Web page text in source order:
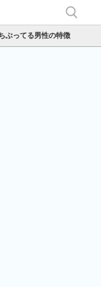
ぶってる男性の特徴